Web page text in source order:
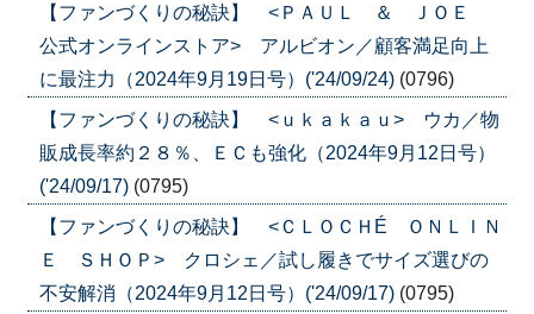
【ファンづくりの秘訣】 <ＰＡＵＬ ＆ ＪＯＥ
公式オンラインストア> アルビオン／顧客満足向上
に最注力（2024年9月19日号）('24/09/24) (0796)
【ファンづくりの秘訣】 <ｕｋａｋａｕ> ウカ／物
販成長率約２８％、ＥＣも強化（2024年9月12日号）
('24/09/17) (0795)
【ファンづくりの秘訣】 <ＣＬＯＣＨÉ ＯＮＬＩＮ
Ｅ ＳＨＯＰ> クロシェ／試し履きでサイズ選びの
不安解消（2024年9月12日号）('24/09/17) (0795)